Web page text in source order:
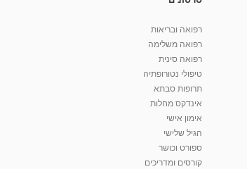
רפואה ובריאות
רפואה משלימה
רפואה סינית
טיפולי נטורופתיה
תרופות סבתא
אינדקס מחלות
אימון אישי
הגיל שלישי
ספורט וכושר
קורסים ומדריכים